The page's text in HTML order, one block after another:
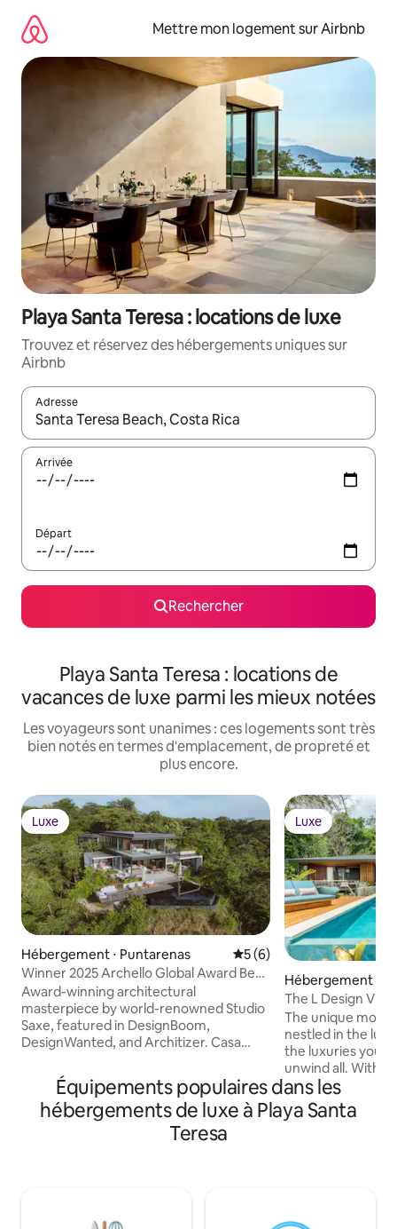
directement
contenu
Mettre mon logement sur Airbnb
Playa Santa Teresa : locations de luxe
Trouvez et réservez des hébergements uniques sur
Airbnb
Adresse
Lorsque les résultats s'affichent, utilisez les flèches vers le
Arrivée
Départ
Rechercher
Playa Santa Teresa : locations de
vacances de luxe parmi les mieux notées
Les voyageurs sont unanimes : ces logements sont très
bien notés en termes d'emplacement, de propreté et
plus encore.
Luxe
Luxe
Hébergement ⋅ Puntarenas Évaluation moyenne sur
5 (6)
Winner 2025 Archello Global Award Best
Rural Home
Award-winning architectural
masterpiece by world-renowned Studio
Saxe, featured in DesignBoom,
DesignWanted, and Architizer. Casa
as one of Costa Rica's most exceptional
homes - where two floating wooden
pavilions rise above the jungle canopy
offering unrivaled privacy and
panoramic ocean and jungle views.
Luxe
Luxe
Hébergement ⋅
The L Design Villa
The unique
nestled in the
the luxuries you
unwind all. With
and three
each with their
the Villa is
contrasts of its
Équipements populaires dans les
hébergements de luxe à Playa Santa
Teresa